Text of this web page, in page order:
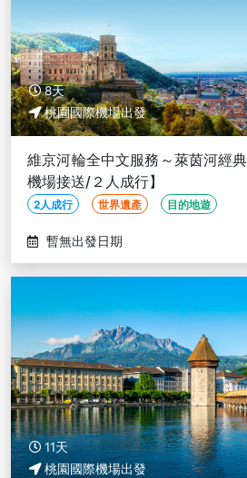
8天
桃園國際機場出發
維京河輪全中文服務～萊茵河經
機場接送/２人成行】
2人成行 世界遺產 目的地遊
暫無出發日期
11天
桃園國際機場出發